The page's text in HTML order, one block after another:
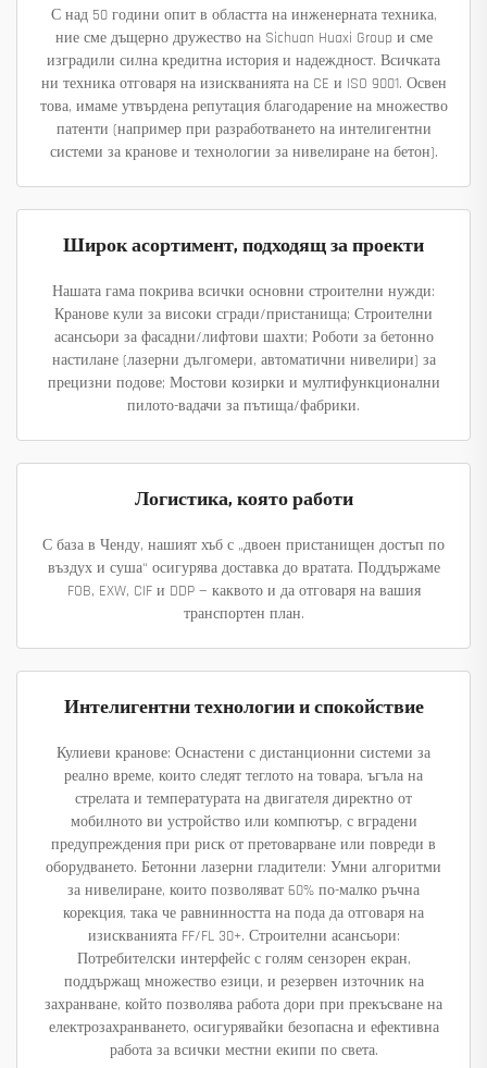
С над 50 години опит в областта на инженерната техника,
ние сме дъщерно дружество на Sichuan Huaxi Group и сме
изградили силна кредитна история и надеждност. Всичката
ни техника отговаря на изискванията на CE и ISO 9001. Освен
това, имаме утвърдена репутация благодарение на множество
патенти (например при разработването на интелигентни
системи за кранове и технологии за нивелиране на бетон).
Широк асортимент, подходящ за проекти
Нашата гама покрива всички основни строителни нужди:
Кранове кули за високи сгради/пристанища; Строителни
асансьори за фасадни/лифтови шахти; Роботи за бетонно
настилане (лазерни дългомери, автоматични нивелири) за
прецизни подове; Мостови козирки и мултифункционални
пилото-вадачи за пътища/фабрики.
Логистика, която работи
С база в Ченду, нашият хъб с „двоен пристанищен достъп по
въздух и суша“ осигурява доставка до вратата. Поддържаме
FOB, EXW, CIF и DDP — каквото и да отговаря на вашия
транспортен план.
Интелигентни технологии и спокойствие
Кулиеви кранове: Оснастени с дистанционни системи за
реално време, които следят теглото на товара, ъгъла на
стрелата и температурата на двигателя директно от
мобилното ви устройство или компютър, с вградени
предупреждения при риск от претоварване или повреди в
оборудването. Бетонни лазерни гладители: Умни алгоритми
за нивелиране, които позволяват 60% по-малко ръчна
корекция, така че равнинността на пода да отговаря на
изискванията FF/FL 30+. Строителни асансьори:
Потребителски интерфейс с голям сензорен екран,
поддържащ множество езици, и резервен източник на
захранване, който позволява работа дори при прекъсване на
електрозахранването, осигурявайки безопасна и ефективна
работа за всички местни екипи по света.